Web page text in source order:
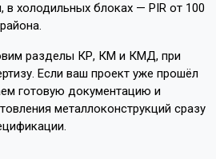
холодильных блоках — PIR от 100
разделы КР, КМ и КМД, при
Если ваш проект уже прошёл
готовую документацию и
металлоконструкций сразу